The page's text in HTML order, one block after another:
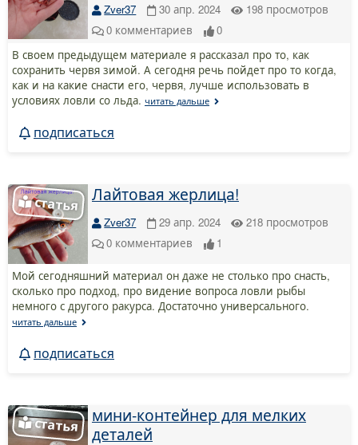
Zver37 30 апр. 2024 198 просмотров
0 комментариев
0
В своем предыдущем материале я рассказал про то, как
сохранить червя зимой. А сегодня речь пойдет про то когда,
как и на какие снасти его, червя, лучше использовать в
условиях ловли со льда. читать дальше
подписаться
Лайтовая жерлица!
Zver37 29 апр. 2024 218 просмотров
0 комментариев 1
Мой сегодняшний материал он даже не столько про снасть,
сколько про подход, про видение вопроса ловли рыбы
немного с другого ракурса. Достаточно универсального.
читать дальше
подписаться
мини-контейнер для мелких
деталей